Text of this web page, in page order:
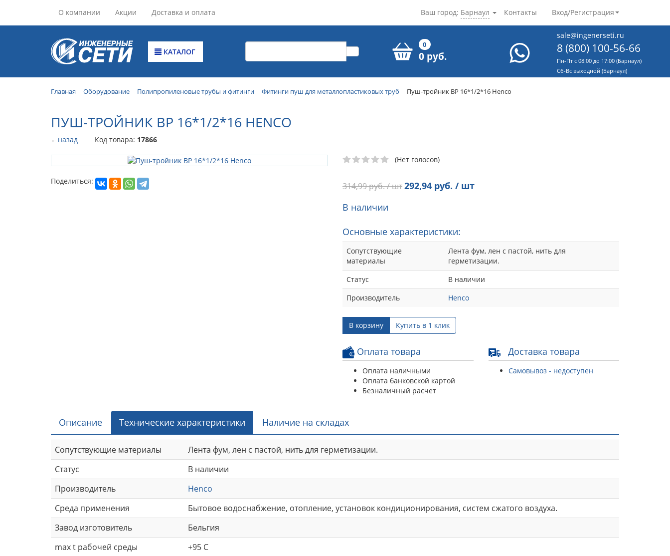
О компании Акции Доставка и оплата Контакты Вход/Регистрация
Ваш город: Барнаул
КАТАЛОГ
0
0 руб.
sale@ingenerseti.ru
8 (800) 100-56-66
Пн-Пт с 08:00 до 17:00 (Барнаул)
Cб-Вс выходной (Барнаул)
Главная Оборудование Полипропиленовые трубы и фитинги Фитинги пуш для металлопластиковых труб Пуш-тройник ВР 16*1/2*16 Henco
ПУШ-ТРОЙНИК ВР 16*1/2*16 HENCO
←назад Код товара: 17866
Поделиться:
(Нет голосов)
314,99руб. / шт292,94 руб. / шт
В наличии
Основные характеристики:
Сопутствующие
материалы
Лента фум, лен с пастой, нить для
герметизации.
Статус
В наличии
Производитель
Henco
В корзину Купить в 1 клик
Оплата товара
Оплата наличными
Оплата банковской картой
Безналичный расчет
Доставка товара
Самовывоз - недоступен
Описание Технические характеристики Наличие на складах
Сопутствующие материалы
Лента фум, лен с пастой, нить для герметизации.
Статус
В наличии
Производитель
Henco
Среда применения
Бытовое водоснабжение, отопление, установок кондиционирования, систем сжатого воздуха.
Завод изготовитель
Бельгия
max t рабочей среды
+95 С